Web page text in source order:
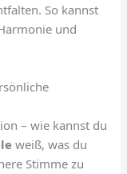
So kannst
und
– wie kannst du
weiß, was du
Stimme zu